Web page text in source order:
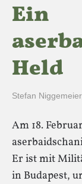
Ein
Held
Stefan Niggemeier,
Am 18.
Er ist mit
in Budapest,